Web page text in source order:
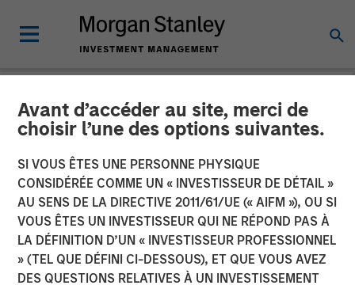
Avant d’accéder au site, merci de
choisir l’une des options suivantes.
SI VOUS ÊTES UNE PERSONNE PHYSIQUE
CONSIDÉRÉE COMME UN « INVESTISSEUR DE DÉTAIL »
AU SENS DE LA DIRECTIVE 2011/61/UE (« AIFM »), OU SI
VOUS ÊTES UN INVESTISSEUR QUI NE RÉPOND PAS À
LA DÉFINITION D’UN « INVESTISSEUR PROFESSIONNEL
» (TEL QUE DÉFINI CI-DESSOUS), ET QUE VOUS AVEZ
DES QUESTIONS RELATIVES À UN INVESTISSEMENT
NEWSROOM
PPC Flexible Packaging
buys Temkin International
PPC Flexible Packaging, which is backed by Morgan
Stanley Capital Partners, has acquired Payson, Utah-
based Temkin International, a provider of packaging